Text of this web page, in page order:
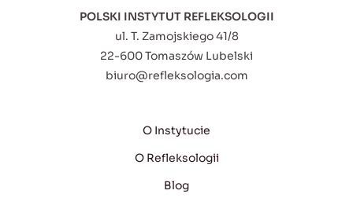
POLSKI INSTYTUT REFLEKSOLOGII
ul. T. Zamojskiego 41/8
22-600 Tomaszów Lubelski
biuro@refleksologia.com
O Instytucie
O Refleksologii
Blog